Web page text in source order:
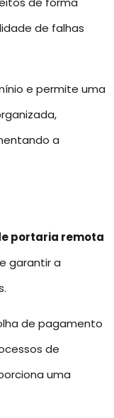
de falhas
e permite uma
a
portaria remota
garantir a
de pagamento
de
uma